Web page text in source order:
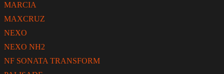
MARCIA
MAXCRUZ
NEXO
NEXO NH2
NF SONATA TRANSFORM